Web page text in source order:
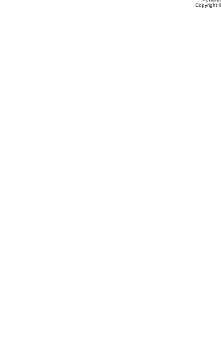
Copyright